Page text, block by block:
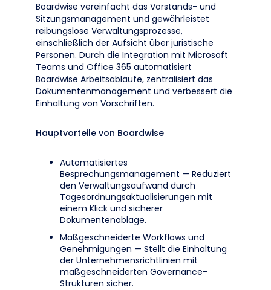
Boardwise vereinfacht das Vorstands- und
Sitzungsmanagement und gewährleistet
reibungslose Verwaltungsprozesse,
einschließlich der Aufsicht über juristische
Personen. Durch die Integration mit Microsoft
Teams und Office 365 automatisiert
Boardwise Arbeitsabläufe, zentralisiert das
Dokumentenmanagement und verbessert die
Einhaltung von Vorschriften.
Hauptvorteile von Boardwise
Automatisiertes
Besprechungsmanagement — Reduziert
den Verwaltungsaufwand durch
Tagesordnungsaktualisierungen mit
einem Klick und sicherer
Dokumentenablage.
Maßgeschneiderte Workflows und
Genehmigungen — Stellt die Einhaltung
der Unternehmensrichtlinien mit
maßgeschneiderten Governance-
Strukturen sicher.